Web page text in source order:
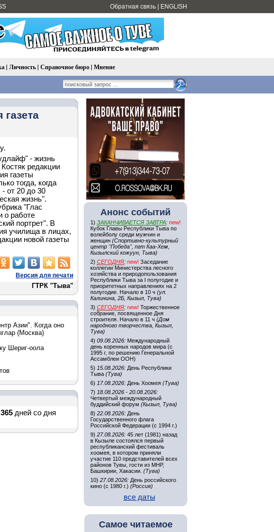
Обратная связь ENGLISH
| Личность| Справочное бюро| Мнение
- жизнь
редакции
газеты
тогда, когда
от 20 до 30
жизнь".
"Глас
о работе
портрет". В
училища в лицах,
новой газеты
Версия для печати
ГТРК "Тыва"
Азии". Когда оно
(Москва)
Шериг-оола
365 дней со дня
Анонс событий
1) ЗАКАНЧИВАЕТСЯ ЗАВТРА: new!
Кубок Главы Республики Тыва по
волейболу среди мужчин и
женщин (Спортивно-культурный
центр "Победа", пгт Каа-Хем,
Кызылский кожуун, Тыва)
2) СЕГОДНЯ: new! Заседание
коллегии Министерства лесного
хозяйства и природопользования
Республики Тыва за I полугодие и
приоритетных направлениях на 2
полугодие. Начало в 10 ч (ул.
Калинина, 2Б, Кызыл, Тува)
3) СЕГОДНЯ: new! Торжественное
собрание, посвященное Дня
строителя. Начало в 11 ч (Дом
народного творчества, Кызыл,
Тува)
4) 09.08.2026: Международный
день коренных народов мира (с
1995 г, по решению Генеральной
Ассамблеи ООН)
5) 15.08.2026: День Республики
Тыва (Тува)
6) 17.08.2026: День Хоомея (Тува)
7) 18.08.2026 - 20.08.2026:
Четвертый международный
буддийский форум (Кызыл, Тува)
8) 22.08.2026: День
Государственного флага
Российской Федерации (с 1994 г.)
9) 27.08.2026: 45 лет (1981) назад
в Кызыле состоялся первый
республиканский фестиваль
хоомея, в котором приняли
участие 110 представителей всех
районов Тувы, гости из МНР,
Башкирии, Хакасии. (Тува)
10) 27.08.2026: День российского
кино (с 1980 г.) (Россия)
все даты
Самое читаемое